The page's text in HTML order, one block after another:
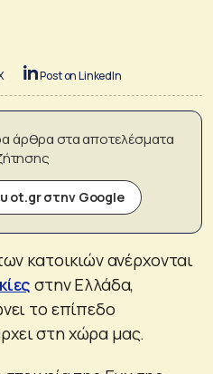
Post on LinkedIn
άρθρα στα αποτελέσματα
ot.gr στην Google
κατοικιών ανέρχονται
στην Ελλάδα,
το επίπεδο
στη χώρα μας.